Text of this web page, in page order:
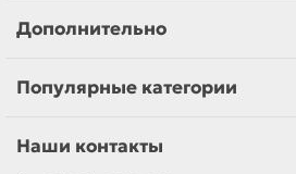
Дополнительно
Популярные категории
Наши контакты